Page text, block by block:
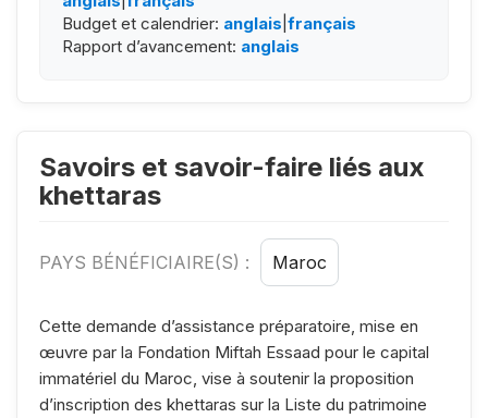
Budget et calendrier: anglais français
Rapport d’avancement: anglais
Savoirs et savoir-faire liés aux
khettaras
PAYS BÉNÉFICIAIRE(S) : Maroc
Cette demande d’assistance préparatoire, mise en
œuvre par la Fondation Miftah Essaad pour le capital
immatériel du Maroc, vise à soutenir la proposition
d’inscription des khettaras sur la Liste du patrimoine